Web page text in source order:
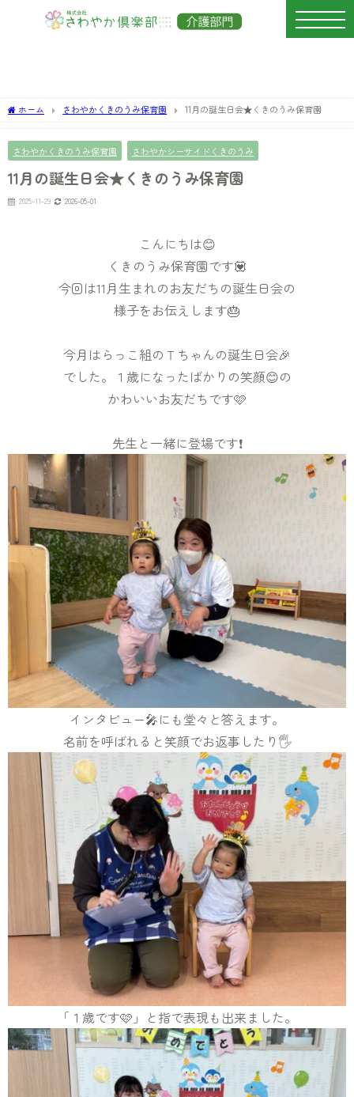
ホーム さわやかくきのうみ保育園 11月の誕生日会★くきのうみ保育園
さわやかくきのうみ保育園 さわやかシーサイドくきのうみ
11月の誕生日会★くきのうみ保育園
2025-11-29 2026-05-01
こんにちは😊
くきのうみ保育園です💟
今回は11月生まれのお友だちの誕生日会の
様子をお伝えします🎂
今月はらっこ組のＴちゃんの誕生日会🎉
でした。１歳になったばかりの笑顔😊の
かわいいお友だちです🩷
先生と一緒に登場です❗️
インタビュー🎤にも堂々と答えます。
名前を呼ばれると笑顔でお返事したり🖐️
「１歳です🩷」と指で表現も出来ました。